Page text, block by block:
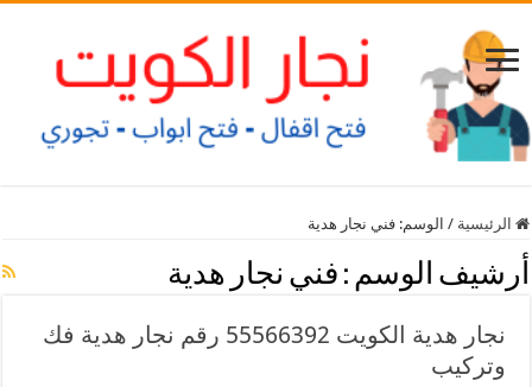
الرئيسية / الوسم:فني نجار هدية
أرشيف الوسم : فني نجار هدية
نجار هدية الكويت 55566392 رقم نجار هدية فك
وتركيب